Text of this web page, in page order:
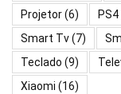
Projetor(6) PS4
Smart Tv(7)
Teclado (9)
Xiaomi (16)